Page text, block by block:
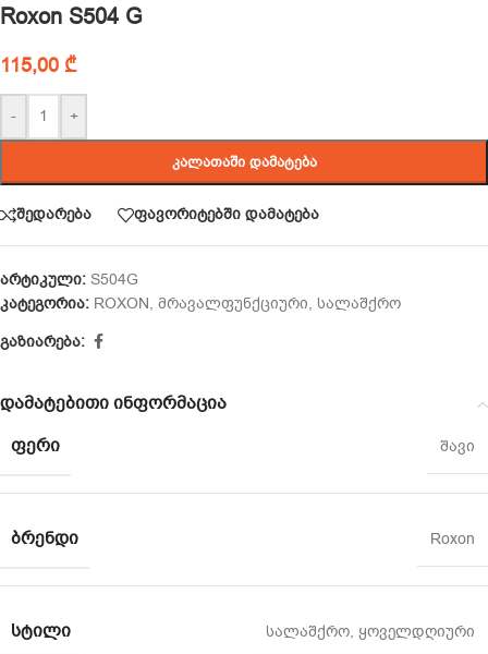
Roxon S504 G
115,00 ₾
- +
ᲙᲐᲚᲐᲗᲐᲨᲘ ᲓᲐᲛᲐᲢᲔᲑᲐ
შედარება ფავორიტებში დამატება
არტიკული: S504G
კატეგორია: ROXON, მრავალფუნქციური, სალაშქრო
გაზიარება:
დამატებითი ინფორმაცია
ᲤᲔᲠᲘ
შავი
ᲑᲠᲔᲜᲓᲘ Roxon
ᲡᲢᲘᲚᲘ სალაშქრო, ყოველდღიური